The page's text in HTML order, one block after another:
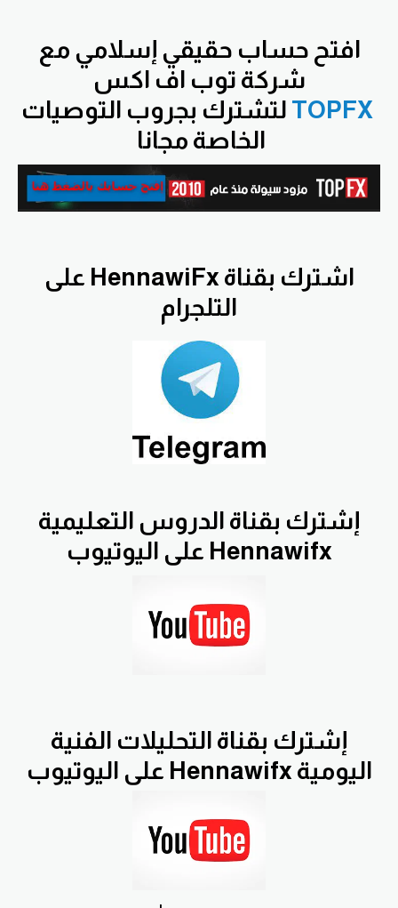
افتح حساب حقيقي إسلامي مع
شركة توب اف اكس
TOPFX لتشترك بجروب التوصيات
الخاصة مجانا
اشترك بقناة HennawiFx على
التلجرام
إشترك بقناة الدروس التعليمية
Hennawifx على اليوتيوب
إشترك بقناة التحليلات الفنية
اليومية Hennawifx على اليوتيوب